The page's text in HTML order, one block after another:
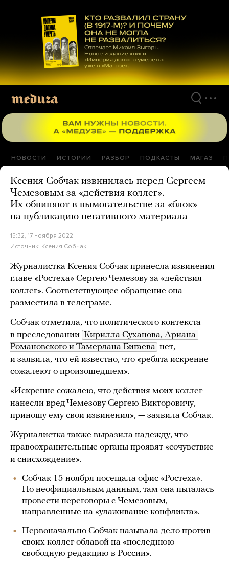
материалам
НОВОСТИ ИСТОРИИ РАЗБОР ПОДКАСТЫ МАГАЗ
Ксения Собчак извинилась перед Сергеем
Чемезовым за «действия коллег».
Их обвиняют в вымогательстве за «блок»
на публикацию негативного материала
15:32, 17 ноября 2022
Источник: Ксения Собчак
Журналистка Ксения Собчак принесла извинения
главе «Ростеха» Сергею Чемезову за «действия
коллег». Соответствующее обращение она
разместила в телеграме.
Собчак отметила, что политического контекста
в преследовании Кирилла Суханова, Ариана
Романовского и Тамерлана Бигаева нет,
и заявила, что ей известно, что «ребята искренне
сожалеют о произошедшем».
«Искренне сожалею, что действия моих коллег
нанесли вред Чемезову Сергею Викторовичу,
приношу ему свои извинения», — заявила Собчак.
Журналистка также выразила надежду, что
правоохранительные органы проявят «сочувствие
и снисхождение».
Собчак 15 ноября посещала офис «Ростеха».
По неофициальным данным, там она пыталась
провести переговоры с Чемезовым,
направленные на «улаживание конфликта».
Первоначально Собчак называла дело против
своих коллег облавой на «последнюю
свободную редакцию в России».